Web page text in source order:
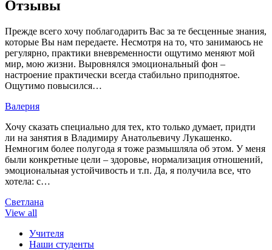
Отзывы
Прежде всего хочу поблагодарить Вас за те бесценные знания,
которые Вы нам передаете. Несмотря на то, что занимаюсь не
регулярно, практики вневременности ощутимо меняют мой
мир, мою жизни. Выровнялся эмоциональный фон –
настроение практически всегда стабильно приподнятое.
Ощутимо повысился…
Валерия
Хочу сказать специально для тех, кто только думает, придти
ли на занятия в Владимиру Анатольевичу Лукашенко.
Немногим более полугода я тоже размышляла об этом. У меня
были конкретные цели – здоровье, нормализация отношений,
эмоциональная устойчивость и т.п. Да, я получила все, что
хотела: с…
Светлана
View all
Учителя
Наши студенты